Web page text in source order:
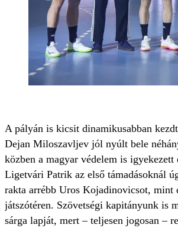
A pályán is kicsit dinamikusabban
Dejan Miloszavljev jól nyúlt bele
közben a magyar védelem is igyekezett
Ligetvári Patrik az első támadásoknál
rakta arrébb Uros Kojadinovicsot, mint
játszótéren. Szövetségi kapitányunk is
sárga lapját, mert – teljesen jogosan –